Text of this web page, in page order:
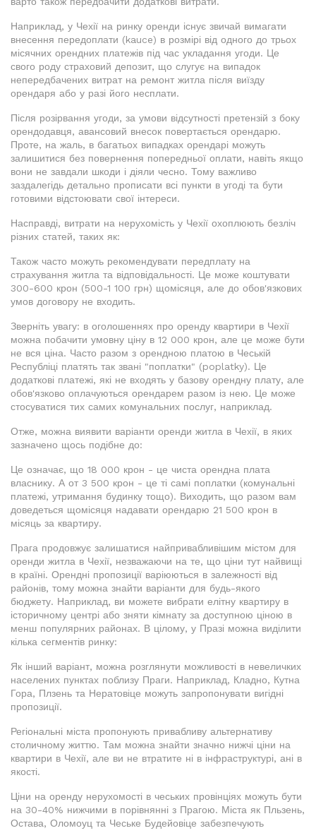
Наприклад, у Чехії на ринку оренди існує звичай вимагати
внесення передоплати (kauce) в розмірі від одного до трьох
місячних орендних платежів під час укладання угоди. Це
свого роду страховий депозит, що слугує на випадок
непередбачених витрат на ремонт житла після виїзду
орендаря або у разі його несплати.
Після розірвання угоди, за умови відсутності претензій з боку
орендодавця, авансовий внесок повертається орендарю.
Проте, на жаль, в багатьох випадках орендарі можуть
залишитися без повернення попередньої оплати, навіть якщо
вони не завдали шкоди і діяли чесно. Тому важливо
заздалегідь детально прописати всі пункти в угоді та бути
готовими відстоювати свої інтереси.
Насправді, витрати на нерухомість у Чехії охоплюють безліч
різних статей, таких як:
Також часто можуть рекомендувати передплату на
страхування житла та відповідальності. Це може коштувати
300-600 крон (500-1 100 грн) щомісяця, але до обов'язкових
умов договору не входить.
Зверніть увагу: в оголошеннях про оренду квартири в Чехії
можна побачити умовну ціну в 12 000 крон, але це може бути
не вся ціна. Часто разом з орендною платою в Чеській
Республіці платять так звані "поплатки" (poplatky). Це
додаткові платежі, які не входять у базову орендну плату, але
обов'язково оплачуються орендарем разом із нею. Це може
стосуватися тих самих комунальних послуг, наприклад.
Отже, можна виявити варіанти оренди житла в Чехії, в яких
зазначено щось подібне до:
Це означає, що 18 000 крон - це чиста орендна плата
власнику. А от 3 500 крон - це ті самі поплатки (комунальні
платежі, утримання будинку тощо). Виходить, що разом вам
доведеться щомісяця надавати орендарю 21 500 крон в
місяць за квартиру.
Прага продовжує залишатися найпривабливішим містом для
оренди житла в Чехії, незважаючи на те, що ціни тут найвищі
в країні. Орендні пропозиції варіюються в залежності від
районів, тому можна знайти варіанти для будь-якого
бюджету. Наприклад, ви можете вибрати елітну квартиру в
історичному центрі або зняти кімнату за доступною ціною в
менш популярних районах. В цілому, у Празі можна виділити
кілька сегментів ринку:
Як інший варіант, можна розглянути можливості в невеличких
населених пунктах поблизу Праги. Наприклад, Кладно, Кутна
Гора, Плзень та Нератовіце можуть запропонувати вигідні
пропозиції.
Регіональні міста пропонують привабливу альтернативу
столичному життю. Там можна знайти значно нижчі ціни на
квартири в Чехії, але ви не втратите ні в інфраструктурі, ані в
якості.
Ціни на оренду нерухомості в чеських провінціях можуть бути
на 30-40% нижчими в порівнянні з Прагою. Міста як Пльзень,
Остава, Оломоуц та Чеське Будейовіце забезпечують